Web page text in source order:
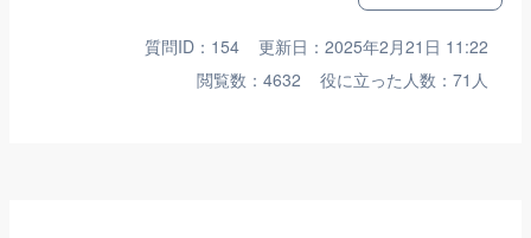
質問ID：154
更新日：2025年2月21日 11:22
閲覧数：4632
役に立った人数：71人